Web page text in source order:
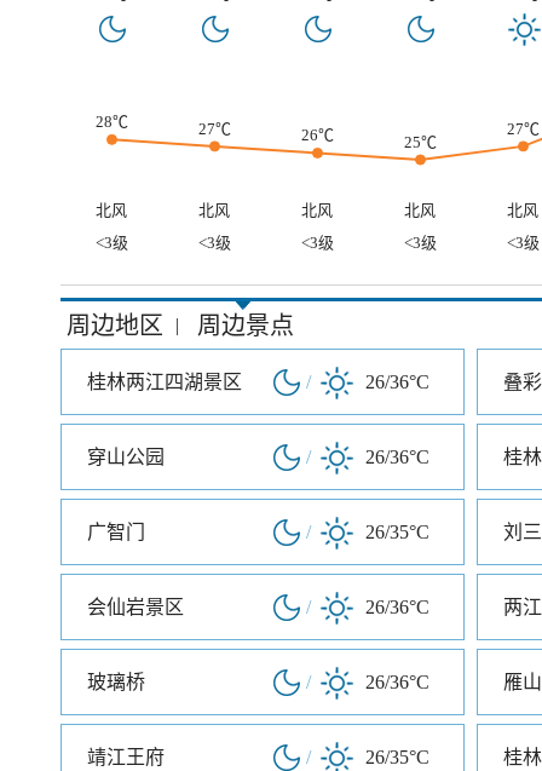
28℃ 27℃ 26℃ 25℃
27℃
北风 北风 北风 北风
北风
<3级
<3级 <3级 <3级 <3级
周边地区 | 周边景点
桂林两江四湖景区 / 26/36°C 叠
穿山公园 / 26/36°C 桂
广智门 / 26/35°C 刘
会仙岩景区 / 26/36°C 两
玻璃桥 / 26/36°C 雁
靖江王府 / 26/35°C 桂